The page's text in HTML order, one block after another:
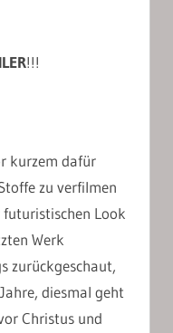
!!!
kurzem dafür
zu verfilmen
futuristischen Look
Werk
zurückgeschaut,
diesmal geht
Christus und